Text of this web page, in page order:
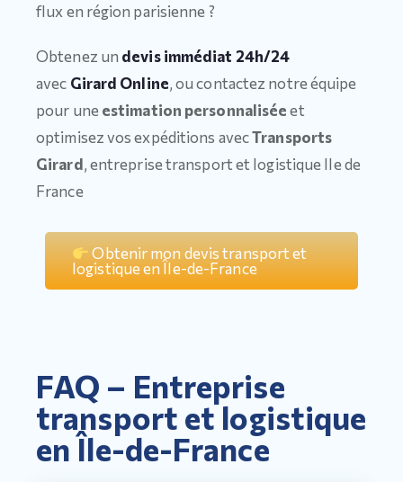
flux en région parisienne ?
Obtenez un devis immédiat 24h/24
avec Girard Online, ou contactez notre équipe
pour uneestimation personnaliséeet
optimisez vos expéditions avecTransports
Girard, entreprise transport et logistique Ile de
France
Obtenir mon devis transport et
logistique en Île-de-France
FAQ – Entreprise
transport et logistique
en Île-de-France